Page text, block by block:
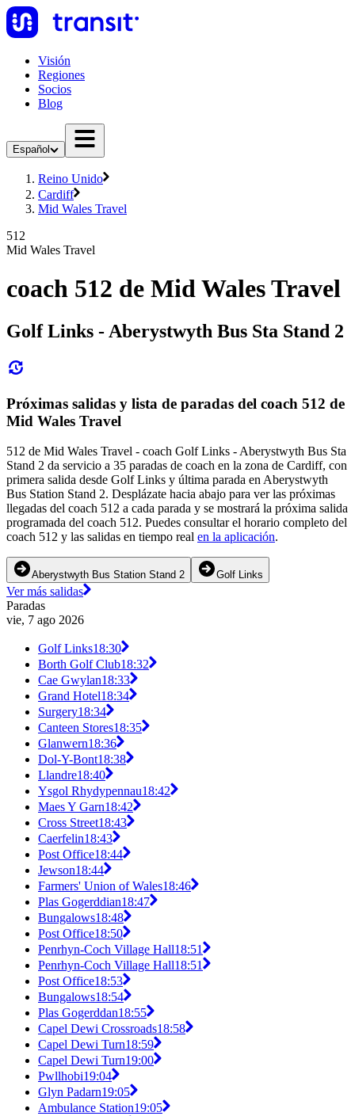
Visión
Regiones
Socios
Blog
Español
Reino Unido
Cardiff
Mid Wales Travel
512
Mid Wales Travel
coach 512 de Mid Wales Travel
Golf Links - Aberystwyth Bus Sta Stand 2
Próximas salidas y lista de paradas del coach 512 de
Mid Wales Travel
512 de Mid Wales Travel - coach Golf Links - Aberystwyth Bus Sta
Stand 2 da servicio a 35 paradas de coach en la zona de Cardiff, con
primera salida desde Golf Links y última parada en Aberystwyth
Bus Station Stand 2. Desplázate hacia abajo para ver las próximas
llegadas del coach 512 a cada parada y se mostrará la próxima salida
programada del coach 512. Puedes consultar el horario completo del
coach 512 y las salidas en tiempo real en la aplicación.
Aberystwyth Bus Station Stand 2 Golf Links
Ver más salidas
Paradas
vie, 7 ago 2026
Golf Links18:30
Borth Golf Club18:32
Cae Gwylan18:33
Grand Hotel18:34
Surgery18:34
Canteen Stores18:35
Glanwern18:36
Dol-Y-Bont18:38
Llandre18:40
Ysgol Rhydypennau18:42
Maes Y Garn18:42
Cross Street18:43
Caerfelin18:43
Post Office18:44
Jewson18:44
Farmers' Union of Wales18:46
Plas Gogerddian18:47
Bungalows18:48
Post Office18:50
Penrhyn-Coch Village Hall18:51
Penrhyn-Coch Village Hall18:51
Post Office18:53
Bungalows18:54
Plas Gogerddan18:55
Capel Dewi Crossroads18:58
Capel Dewi Turn18:59
Capel Dewi Turn19:00
Pwllhobi19:04
Glyn Padarn19:05
Ambulance Station19:05